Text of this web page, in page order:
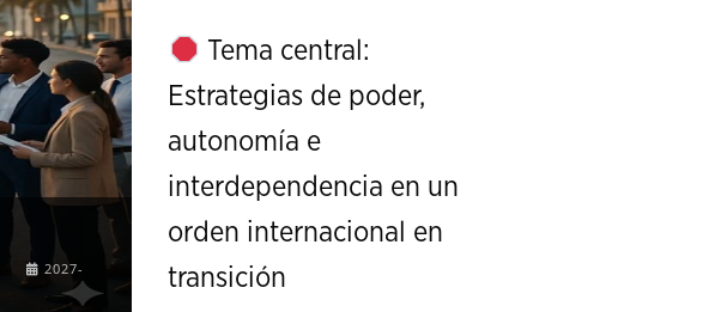
2027-
XI Conference on Strategic
Tema central:
Estrategias de poder,
autonomía e
interdependencia en un
orden internacional en
transición